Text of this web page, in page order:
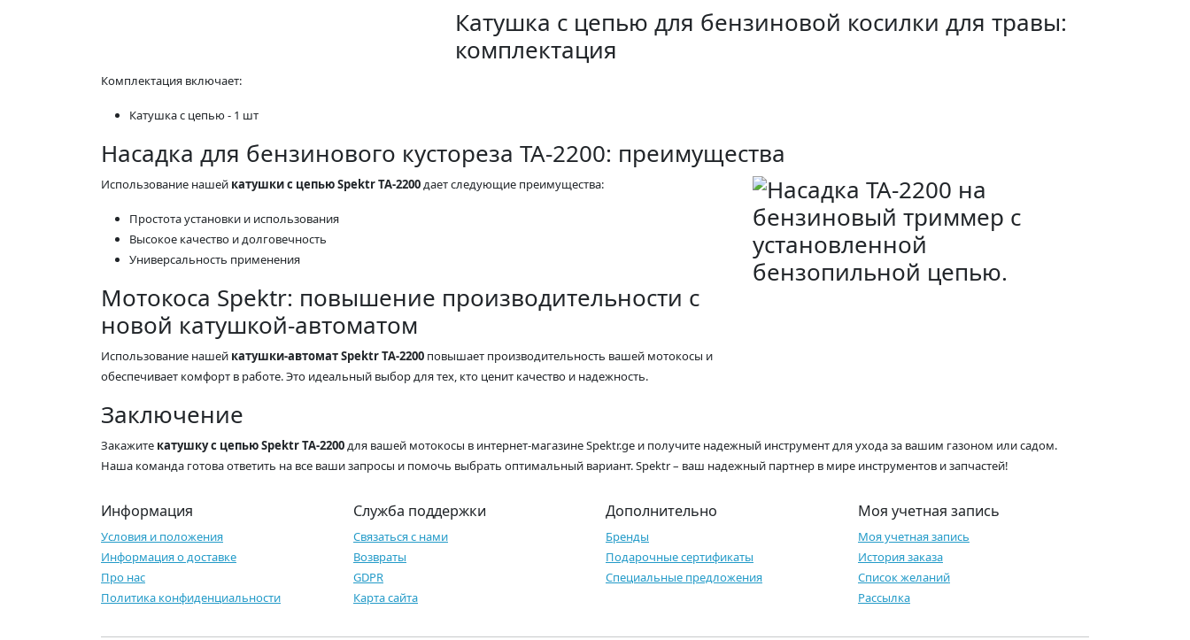
Катушка с цепью для бензиновой косилки для травы:
комплектация
Комплектация включает:
Катушка с цепью - 1 шт
Насадка для бензинового кустореза TA-2200: преимущества
Использование нашей катушки с цепью Spektr TA-2200дает следующие преимущества:
Простота установки и использования
Высокое качество и долговечность
Универсальность применения
Мотокоса Spektr: повышение производительности с
новой катушкой-автоматом
Использование нашей катушки-автомат Spektr TA-2200 повышает производительность вашей мотокосы и
обеспечивает комфорт в работе. Это идеальный выбор для тех, кто ценит качество и надежность.
Заключение
Закажите катушку с цепью Spektr TA-2200для вашей мотокосы в интернет-магазине Spektr.ge и получите надежный инструмент для ухода за вашим газоном или садом.
Наша команда готова ответить на все ваши запросы и помочь выбрать оптимальный вариант. Spektr – ваш надежный партнер в мире инструментов и запчастей!
Информация
Условия и положения
Информация о доставке
Про нас
Политика конфиденциальности
Служба поддержки
Связаться с нами
Возвраты
GDPR
Карта сайта
Дополнительно
Бренды
Подарочные сертификаты
Специальные предложения
Моя учетная запись
Моя учетная запись
История заказа
Список желаний
Рассылка